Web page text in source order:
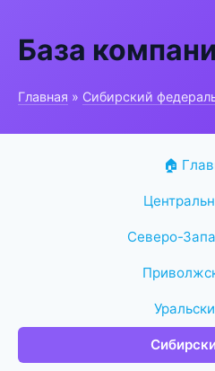
База
Главная » Сибирский
🏠
Северо-